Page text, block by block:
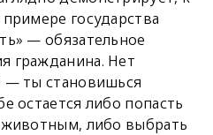
государства
— обязательное
гражданина. Нет
— ты становишься
остается либо попасть
животным, либо выбрать